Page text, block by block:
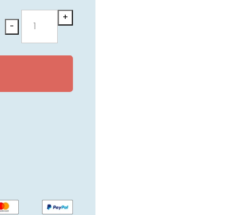
-
Vulkanland
Steiermark
Menge
+